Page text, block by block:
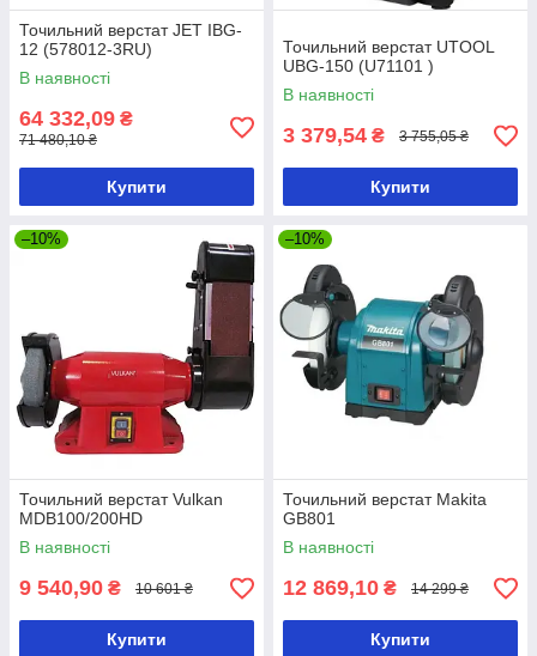
Точильний верстат JET IBG-
12 (578012-3RU)
В наявності
64 332,09 ₴
71 480,10 ₴
Купити
Точильний верстат UTOOL
UBG-150 (U71101 )
В наявності
3 379,54 ₴ 3 755,05 ₴
Купити
–10%
Точильний верстат Vulkan
MDB100/200HD
В наявності
9 540,90 ₴ 10 601 ₴
Купити
–10%
Точильний верстат Makita
GB801
В наявності
12 869,10 ₴ 14 299 ₴
Купити